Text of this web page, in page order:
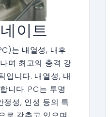
이트
는 내열성, 내후
며 최고의 충격 강
입니다. 내열성, 내
니다. PC는 투명
정성, 인성 등의 특